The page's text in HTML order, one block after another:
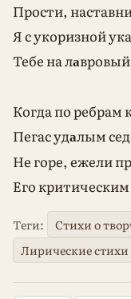
Прости,
Я с укоризной
Тебе на ла
Когда по ребрам
Пегас удалым
Не горе, ежели
Его
Теги:
Стихи о
Лирические стихи